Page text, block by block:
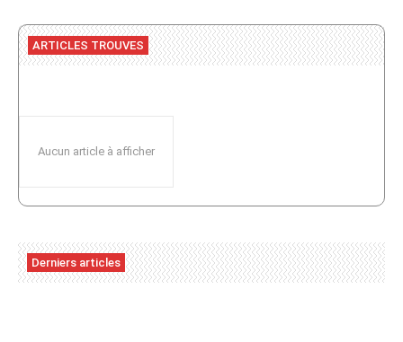
ARTICLES TROUVES
Aucun article à afficher
Derniers articles